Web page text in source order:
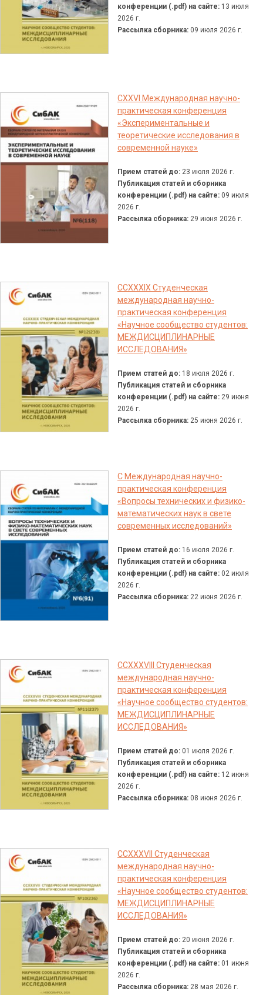
конференции (.pdf) на сайте: 13 июля
2026 г.
Рассылка сборника: 09 июля 2026 г.
CXXVI Международная научно-
практическая конференция
«Экспериментальные и
теоретические исследования в
современной науке»
Прием статей до: 23 июля 2026 г.
Публикация статей и сборника
конференции (.pdf) на сайте: 09 июля
2026 г.
Рассылка сборника: 29 июня 2026 г.
CCXXXIX Студенческая
международная научно-
практическая конференция
«Научное сообщество студентов:
МЕЖДИСЦИПЛИНАРНЫЕ
ИССЛЕДОВАНИЯ»
Прием статей до: 18 июля 2026 г.
Публикация статей и сборника
конференции (.pdf) на сайте: 29 июня
2026 г.
Рассылка сборника: 25 июня 2026 г.
C Международная научно-
практическая конференция
«Вопросы технических и физико-
математических наук в свете
современных исследований»
Прием статей до: 16 июля 2026 г.
Публикация статей и сборника
конференции (.pdf) на сайте: 02 июля
2026 г.
Рассылка сборника: 22 июня 2026 г.
CCXXXVIII Студенческая
международная научно-
практическая конференция
«Научное сообщество студентов:
МЕЖДИСЦИПЛИНАРНЫЕ
ИССЛЕДОВАНИЯ»
Прием статей до: 01 июля 2026 г.
Публикация статей и сборника
конференции (.pdf) на сайте: 12 июня
2026 г.
Рассылка сборника: 08 июня 2026 г.
CCXXXVII Студенческая
международная научно-
практическая конференция
«Научное сообщество студентов:
МЕЖДИСЦИПЛИНАРНЫЕ
ИССЛЕДОВАНИЯ»
Прием статей до: 20 июня 2026 г.
Публикация статей и сборника
конференции (.pdf) на сайте: 01 июня
2026 г.
Рассылка сборника: 28 мая 2026 г.